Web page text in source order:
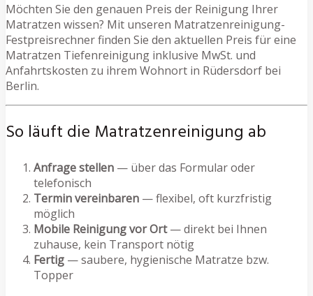
Möchten Sie den genauen Preis der Reinigung Ihrer
Matratzen wissen? Mit unseren Matratzenreinigung-
Festpreisrechner finden Sie den aktuellen Preis für eine
Matratzen Tiefenreinigung inklusive MwSt. und
Anfahrtskosten zu ihrem Wohnort in Rüdersdorf bei
Berlin.
So läuft die Matratzenreinigung ab
Anfrage stellen — über das Formular oder
telefonisch
Termin vereinbaren — flexibel, oft kurzfristig
möglich
Mobile Reinigung vor Ort— direkt bei Ihnen
zuhause, kein Transport nötig
Fertig — saubere, hygienische Matratze bzw.
Topper